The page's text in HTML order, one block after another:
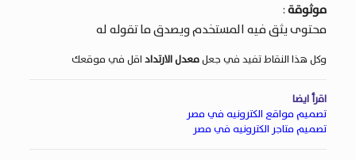
موثوقة:
محتوى يثق فيه المستخدم ويصدق ما تقوله له
وكل هذا النقاط تفيد في جعلمعدل الارتداداقل في موقعك
اقرأ ايضا
تصميم مواقع الكترونيه في مصر
تصميم متاجر الكترونيه في مصر